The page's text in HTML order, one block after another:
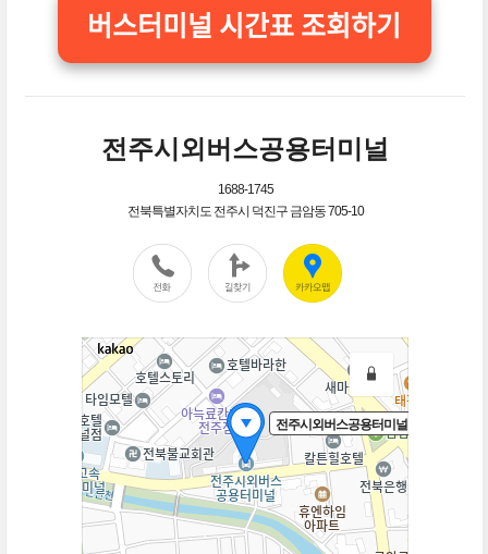
버스터미널 시간표 조회하기